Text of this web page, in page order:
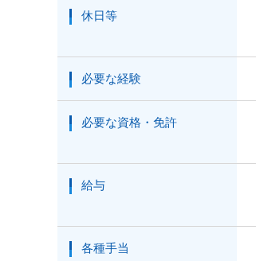
休日等
必要な経験
必要な資格・免許
給与
各種手当